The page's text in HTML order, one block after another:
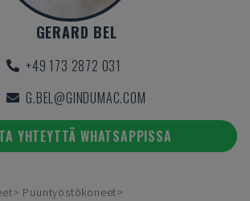
GERARD BEL
+49 173 2872 031
G.BEL@GINDUMAC.COM
YHTEYTTÄ WHATSAPPISSA
Puuntyöstökoneet